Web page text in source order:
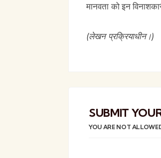
मानवता को इन
(लेखन प्रक्रियाधीन।)
SUBMIT
YOU ARE NOT